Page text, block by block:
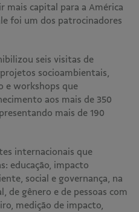
mais capital para a América
foi um dos patrocinadores
seis visitas de
socioambientais,
e workshops que
aos mais de 350
mais de 190
internacionais que
educação, impacto
social e governança, na
de gênero e de pessoas com
medição de impacto,